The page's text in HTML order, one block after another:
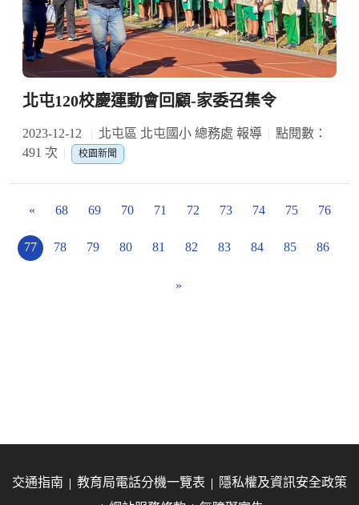
北屯120校慶運動會回顧-家委召集令
2023-12-12 北屯區 北屯國小 總務處 報導
點閱數：
491 次
校園新聞
« 68 69 70 71 72 73 74 75 76
77 78 79 80 81 82 83 84 85 86
»
交通指南 教育局電話分機一覽表
隱私權及資訊安全政策